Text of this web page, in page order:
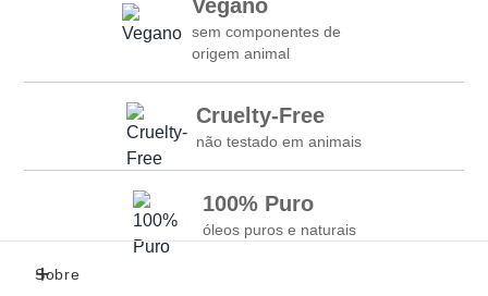
Vegano
sem componentes de
origem animal
Cruelty-Free
não testado em animais
100% Puro
óleos puros e naturais
Sobre